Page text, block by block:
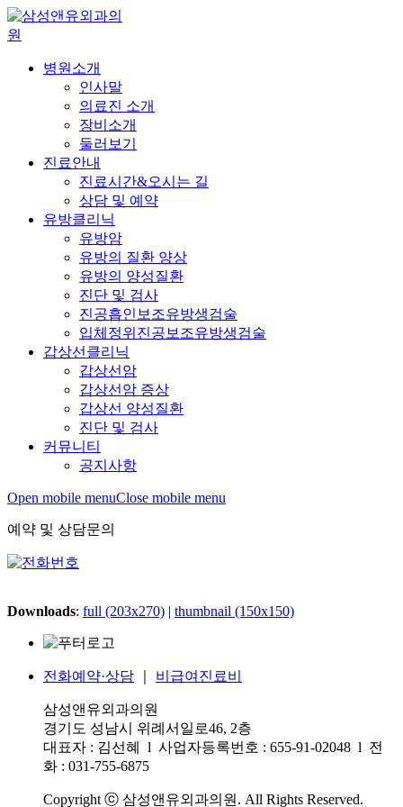
병원소개
인사말
의료진 소개
장비소개
둘러보기
진료안내
진료시간&오시는 길
상담 및 예약
유방클리닉
유방암
유방의 질환 양상
유방의 양성질환
진단 및 검사
진공흡인보조유방생검술
입체정위진공보조유방생검술
갑상선클리닉
갑상선암
갑상선암 증상
갑상선 양성질환
진단 및 검사
커뮤니티
공지사항
Open mobile menuClose mobile menu
예약 및 상담문의
Downloads: full (203x270) | thumbnail (150x150)
전화예약·상담 비급여진료비
삼성앤유외과의원
경기도 성남시 위례서일로46, 2층
대표자 : 김선혜 l 사업자등록번호 : 655-91-02048 l 전
화 : 031-755-6875
Copyright ⓒ 삼성앤유외과의원. All Rights Reserved.